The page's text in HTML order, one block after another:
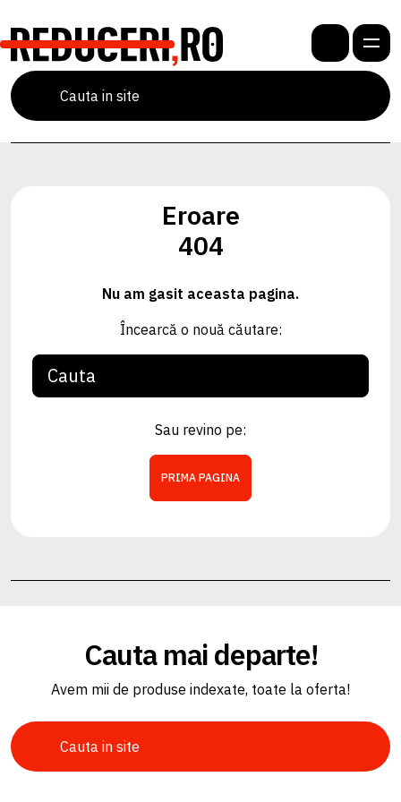
Eroare
404
Nu am gasit aceasta pagina.
Încearcă o nouă căutare:
Sau revino pe:
PRIMA PAGINA
Cauta mai departe!
Avem mii de produse indexate, toate la oferta!